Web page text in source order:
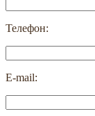
Телефон:
E-mail: